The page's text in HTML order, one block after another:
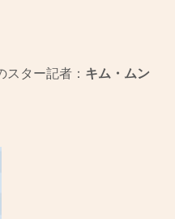
ター記者： キム・ムン